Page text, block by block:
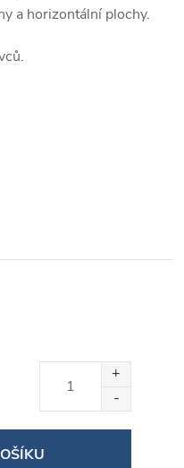
a horizontální plochy.